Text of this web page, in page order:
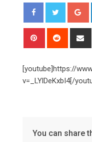
Pinterest Reddit
[youtube]https://
v=_LYlDeKxbI4[/
You can share